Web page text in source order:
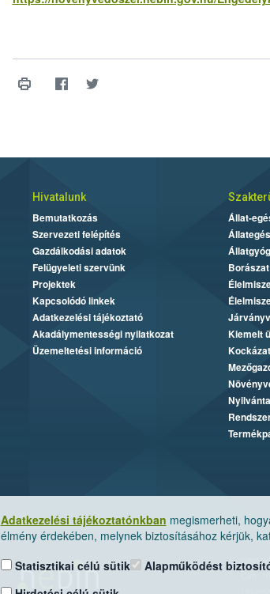
Adatkezelési tájékoztatónkban megismerheti,
élmény érdekében, melynek biztosításához kérjük,
Statisztikai célú sütik
Alapműködést
Hivatalunk
Bemutatkozás
Szervezeti felépítés
Gazdálkodási adatok
Felügyeleti szervünk
Projektek
Kapcsolódó linkek
Adatkezelési tájékoztató
Akadálymentességi nyilatkozat
Üzemeltetési információ
Állat-
Kiemelt